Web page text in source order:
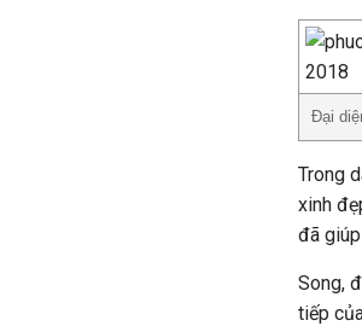
Đại
Trong
xinh
đã
Song,
tiếp